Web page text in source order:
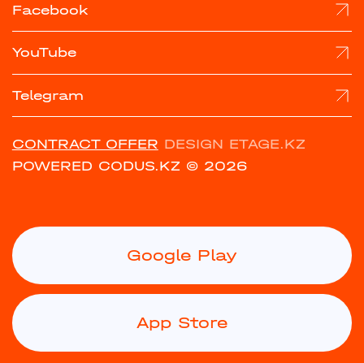
Facebook
YouTube
Telegram
CONTRACT OFFER DESIGN ETAGE.KZ
POWERED CODUS.KZ © 2026
Google Play
App Store